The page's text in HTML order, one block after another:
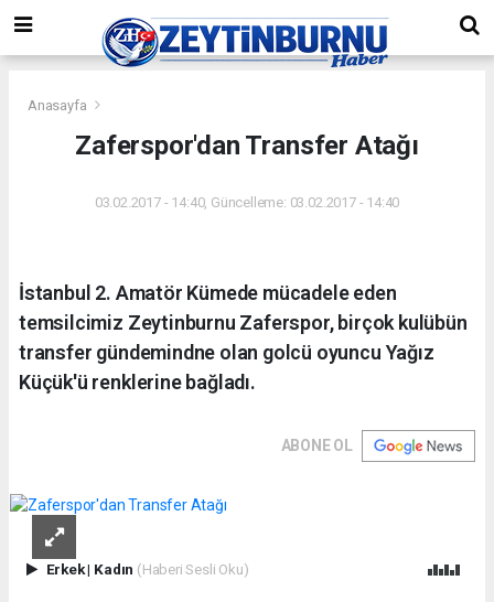
Anasayfa
Zaferspor'dan Transfer Atağı
03.02.2017 - 14:40, Güncelleme: 03.02.2017 - 14:40
İstanbul 2. Amatör Kümede mücadele eden
temsilcimiz Zeytinburnu Zaferspor, birçok kulübün
transfer gündemindne olan golcü oyuncu Yağız
Küçük'ü renklerine bağladı.
ABONE OL
Erkek| Kadın (Haberi Sesli Oku)